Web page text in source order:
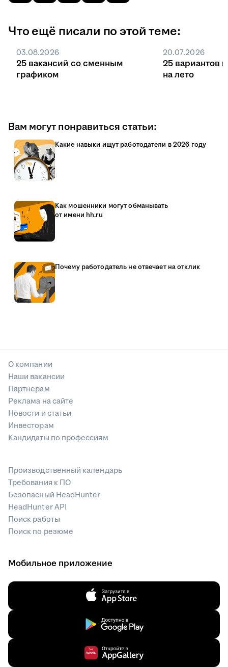
Что ещё писали по этой теме:
03.08.2026
25 вакансий со сменным
графиком
20.07.2026
25 вариантов
на лето
Вам могут понравиться статьи:
Какие навыки ищут работодатели в 2026 году
Как мошенники могут обманывать
от имени hh.ru
Почему работодатель не отвечает на отклик
О компании
Наши вакансии
Партнерам
Реклама на сайте
Новости и статьи
Инвесторам
Кандидаты по профессиям
Производственный календарь
Требования к ПО
Безопасный HeadHunter
HeadHunter API
Поиск работы
Поиск по резюме
Мобильное приложение